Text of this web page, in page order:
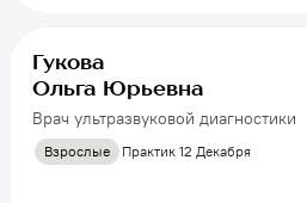
Гукова
Ольга Юрьевна
Врач ультразвуковой диагностики
Взрослые Практик 12 Декабря